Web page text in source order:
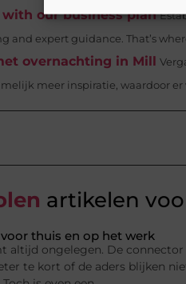
our business plan
expert guidance. That’s
overnachting in Mill
meer inspiratie, waardoor
artikelen
thuis en op het werk
altijd ongelegen. De
te kort of de aders blijken